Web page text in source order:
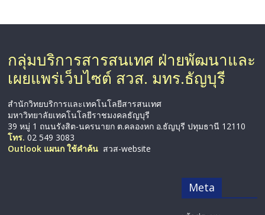
กลุ่มบริการสารสนเทศ ฝ่ายพัฒนาและ
เผยแพร่เว็บไซต์ สวส. มทร.ธัญบุรี
สำนักวิทยบริการและเทคโนโลยีสารสนเทศ
มหาวิทยาลัยเทคโนโลยีราชมงคลธัญบุรี
39 หมู่ 1 ถนนรังสิต-นครนายก ต.คลองหก อ.ธัญบุรี ปทุมธานี 12110
โทร. 02 549 3083
Outlook แผนก ใช้คำค้น สวส-website
Meta